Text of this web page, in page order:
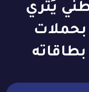
يُثري